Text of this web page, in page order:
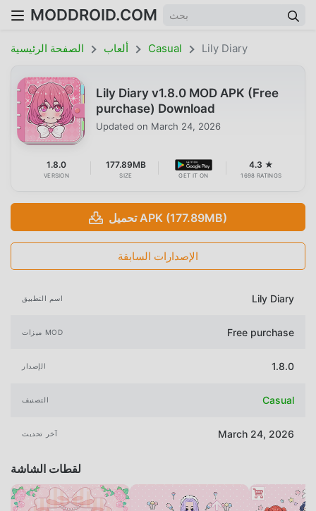
MODDROID.COM
الصفحة الرئيسية ألعاب Casual Lily Diary
Lily Diary v1.8.0 MOD APK (Free
purchase) Download
Updated on March 24, 2026
1.8.0
VERSION
177.89MB
SIZE GET IT ON
4.3 ★
1698 RATINGS
تحميل APK (177.89MB)
الإصدارات السابقة
اسم التطبيق Lily Diary
ميزات MOD Free purchase
الإصدار 1.8.0
التصنيف Casual
آخر تحديث March 24, 2026
لقطات الشاشة